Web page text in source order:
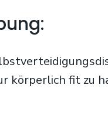
körperlich fit zu